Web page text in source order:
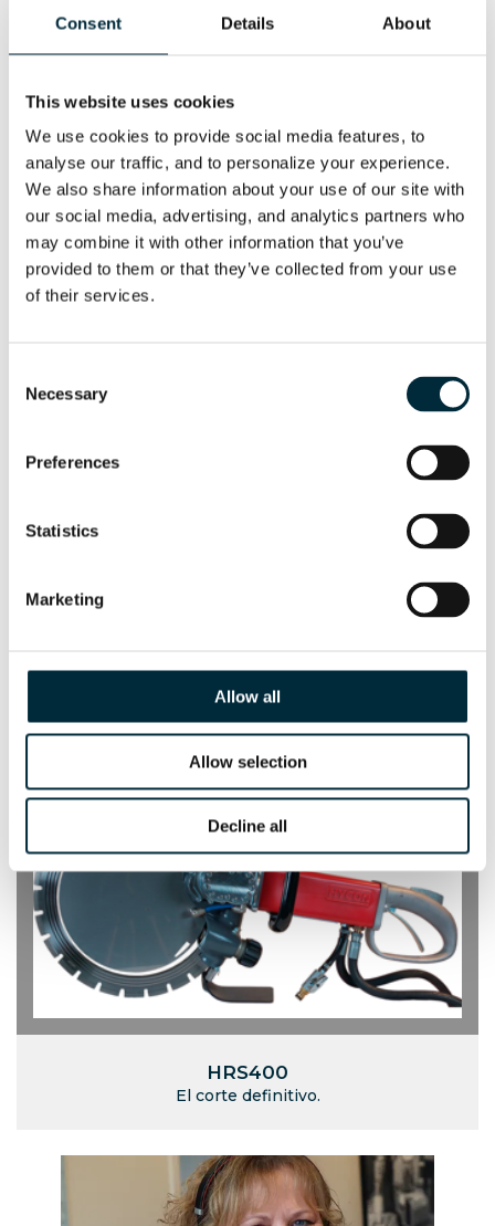
Consent Details About
This website uses cookies
We use cookies to provide social media features, to
analyse our traffic, and to personalize your experience.
We also share information about your use of our site with
our social media, advertising, and analytics partners who
may combine it with other information that you’ve
provided to them or that they’ve collected from your use
of their services.
Selection
Necessary
Preferences
Statistics
Marketing
Allow all
Allow selection
Decline all
La cortadora de aro HYCON
¡El corte definitivo! Todas las piezas funcionan en aceite,
con lo que se evitan averías y el mantenimiento es
prácticamente inexistente.
HYCON
Corta todo tipo de hormigón, ladrillos, rocas, etc. e
incluso las varillas de refuerzo, con una profundidad
tuberías, etc.
Todas las piezas protegidas y sin mantenimiento.
HRS400
El corte definitivo.